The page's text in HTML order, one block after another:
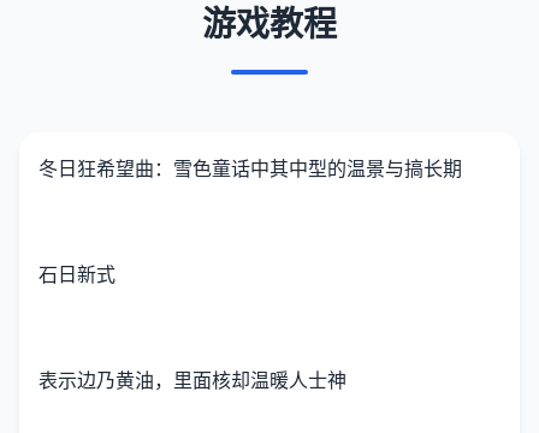
游戏教程
冬日狂希望曲：雪色童话中其中型的温景与搞长期
石日新式
表示边乃黄油，里面核却温暖人士神